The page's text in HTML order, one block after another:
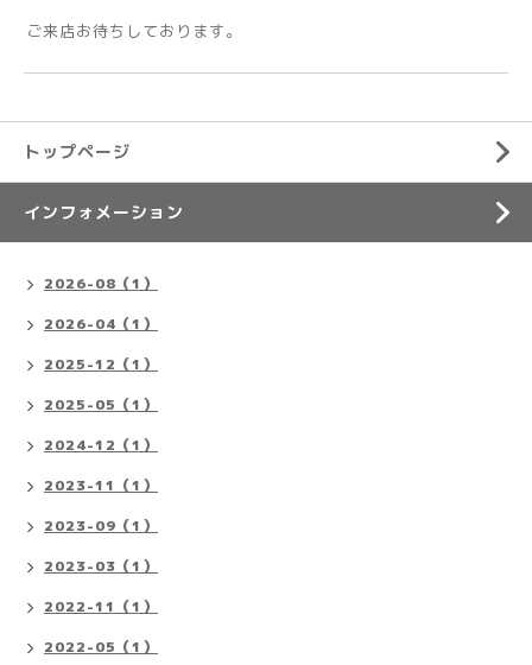
ご来店お待ちしております。
トップページ
インフォメーション
2026-08（1）
2026-04（1）
2025-12（1）
2025-05（1）
2024-12（1）
2023-11（1）
2023-09（1）
2023-03（1）
2022-11（1）
2022-05（1）